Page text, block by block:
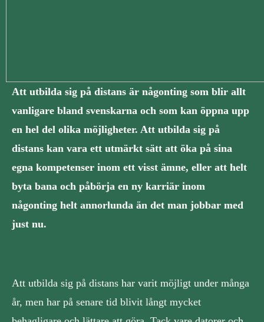
Att utbilda sig på distans är någonting som blir allt
vanligare bland svenskarna och som kan öppna upp
en hel del olika möjligheter. Att utbilda sig på
distans kan vara ett utmärkt sätt att öka på sina
egna kompetenser inom ett visst ämne, eller att helt
byta bana och påbörja en ny karriär inom
någonting helt annorlunda än det man jobbar med
just nu.
Att utbilda sig på distans har varit möjligt under många
år, men har på senare tid blivit långt mycket